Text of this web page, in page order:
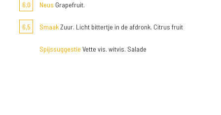
6,0 Neus Grapefruit.
6,5 SmaakZuur. Licht bittertje in de afdronk. Citrus fruit
Spijssuggestie Vette vis. witvis. Salade